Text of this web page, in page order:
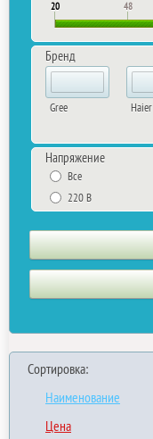
20 48
Бренд
Gree Haier
Напряжение
Все
220 В
Сортировка:
Наименование
Цена